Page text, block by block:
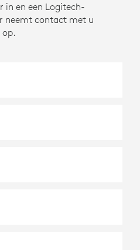
in en een Logitech-
neemt contact met u
op.